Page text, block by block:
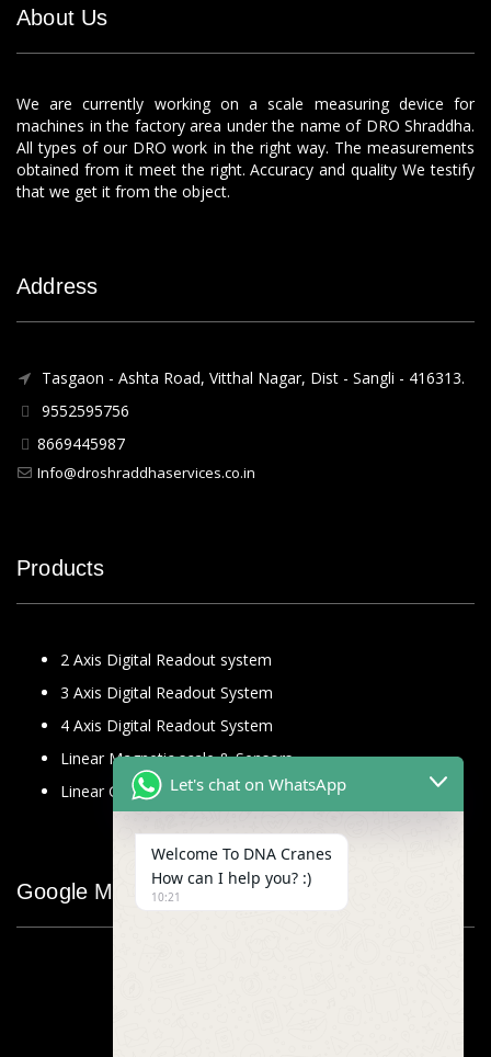
About Us
We are currently working on a scale measuring device for
machines in the factory area under the name of DRO Shraddha.
All types of our DRO work in the right way. The measurements
obtained from it meet the right. Accuracy and quality We testify
that we get it from the object.
Address
Tasgaon - Ashta Road, Vitthal Nagar, Dist - Sangli - 416313.
9552595756
8669445987
Info@droshraddhaservices.co.in
Products
2 Axis Digital Readout system
3 Axis Digital Readout System
4 Axis Digital Readout System
Linear Magnetic scale & Sensors
Linear Glass Scale
Google Map
Let's chat on WhatsApp
Welcome To DNA Cranes
How can I help you? :)
10:21